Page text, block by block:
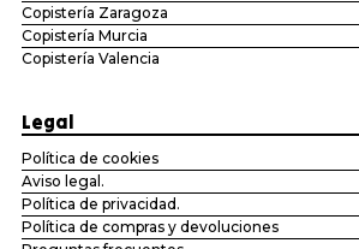
Copistería Zaragoza
Copistería Murcia
Copistería Valencia
Legal
Política de cookies
Aviso legal.
Política de privacidad.
Política de compras y devoluciones